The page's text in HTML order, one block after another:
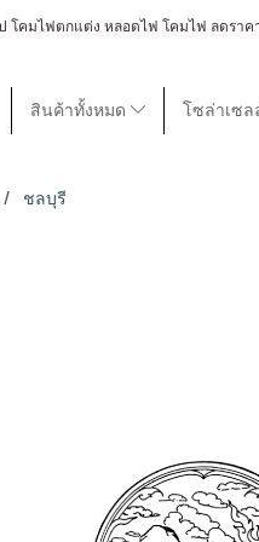
ท็อป โคมไฟตกแต่ง หลอดไฟ โคมไฟ ลดรา
สินค้าทั้งหมด โซล่าเซล
ชลบุรี